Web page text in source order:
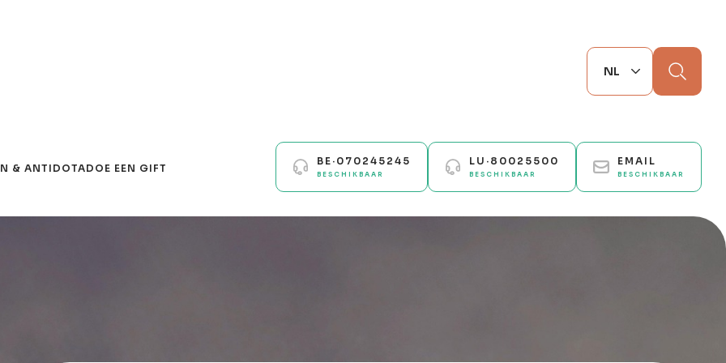
Zoek
& ANTIDOTADOE EEN GIFT
BE·070245245
BESCHIKBAAR
LU·80025500
BESCHIKBAAR
EMAIL
BESCHIKBAAR